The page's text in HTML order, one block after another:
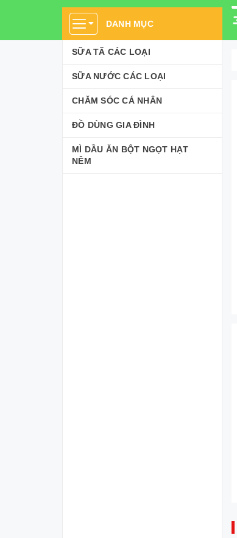
DANH MỤC
SỮA TÃ CÁC LOẠI
SỮA NƯỚC CÁC LOẠI
CHĂM SÓC CÁ NHÂN
ĐỒ DÙNG GIA ĐÌNH
MÌ DẦU ĂN BỘT NGỌT HẠT
NÊM